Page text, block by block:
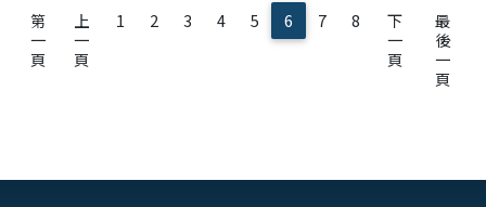
第
一
頁
上
一
頁
1 2 3 4 5 6 7 8
下
一
頁
最
後
一
頁